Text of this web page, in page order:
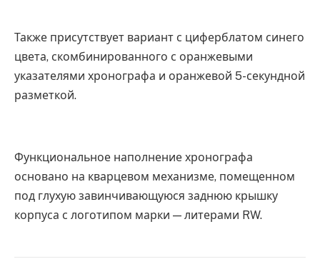
Также присутствует вариант с циферблатом синего
цвета, скомбинированного с оранжевыми
указателями хронографа и оранжевой 5-секундной
разметкой.
Функциональное наполнение хронографа
основано на кварцевом механизме, помещенном
под глухую завинчивающуюся заднюю крышку
корпуса с логотипом марки — литерами RW.